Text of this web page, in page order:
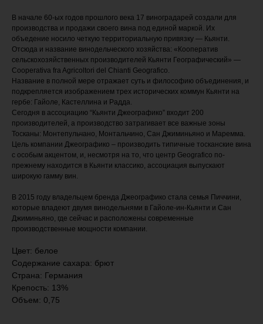
В начале 60-ых годов прошлого века 17 виноградарей создали для
производства и продажи своего вина под единой маркой. Их
объедение носило четкую территориальную привязку — Кьянти.
Отсюда и название винодельческого хозяйства: «Кооператив
сельскохозяйственных производителей Кьянти Географический» —
Cooperativa fra Agricoltori del Chianti Geografico.
Название в полной мере отражает суть и философию объединения, и
подкрепляется изображением трех исторических коммун Кьянти на
гербе: Гайоле, Кастеллина и Радда.
Сегодня в ассоциацию “Кьянти Джеографико” входит 200
производителей, а производство затрагивает все важные зоны
Тосканы: Монтепульчано, Монтальчино, Сан Джиминьяно и Маремма.
Цель компании Джеографико – производить типичные тосканские вина
с особым акцентом, и, несмотря на то, что центр Geografico по-
прежнему находится в Кьянти классико, ассоциация выпускают
широкую гамму вин.
В 2015 году владельцем бренда Джеографико стала семья Пиччини,
которые владеют двумя винодельнями в Гайоле-ин-Кьянти и Сан
Джиминьяно, где сейчас и расположены современные
производственные мощности компании.
Цвет: белое
Содержание сахара: брют
Страна: Германия
Крепость: 13%
Объем: 0,75